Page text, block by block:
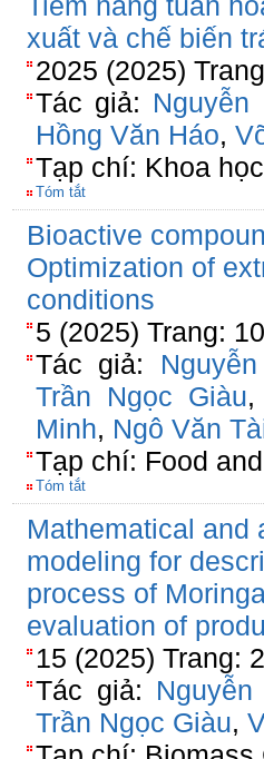
xuất và chế biến
2025 (2025)
Tác giả: Nguyễn
Hồng Văn Háo,
Tạp chí: Khoa
Tóm tắt
Bioactive
Optimization of
conditions
5 (2025) Trang:
Tác giả:
Trần Ngọc Giàu
Minh, Ngô Văn
Tạp chí: Food
Tóm tắt
Mathematical and
modeling for
process of
evaluation of
15 (2025) Trang:
Tác giả:
Trần Ngọc Giàu,